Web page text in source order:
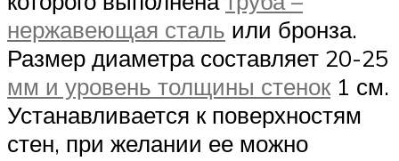
нержавеющая сталь или бронза.
Размер диаметра составляет 20-25
мм и уровень толщины стенок 1 см.
Устанавливается к поверхностям
стен, при желании ее можно